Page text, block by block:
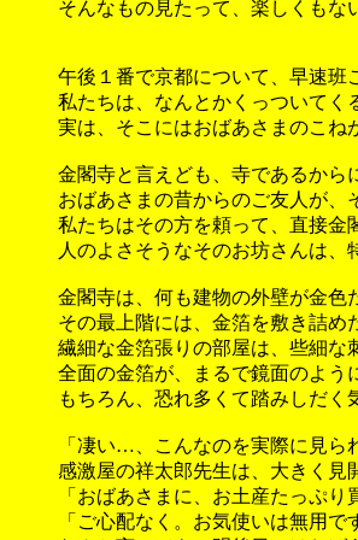
そんなもの見たって、楽しくもな
午後１番で京都について、早速班
私たちは、なんとかくっついてく
実は、そこにはおばあさまのこね
金閣寺と言えども、寺であるから
おばあさまの昔からのご友人が、
私たちはその方を頼って、直接金
人のよさそうなそのお坊さんは
金閣寺は、何も建物の外壁が金色
その最上階には、金箔を敷き詰め
繊細な金箔張りの部屋は、些細な
全面の金箔が、まるで鏡面のよう
もちろん、恐れ多くて踏みしだく
「凄い…、こんなのを実際に見ら
感激屋の祥太郎先生は、大きく見
「おばあさまに、お土産たっぷり
「ご心配なく。お気使いは無用で